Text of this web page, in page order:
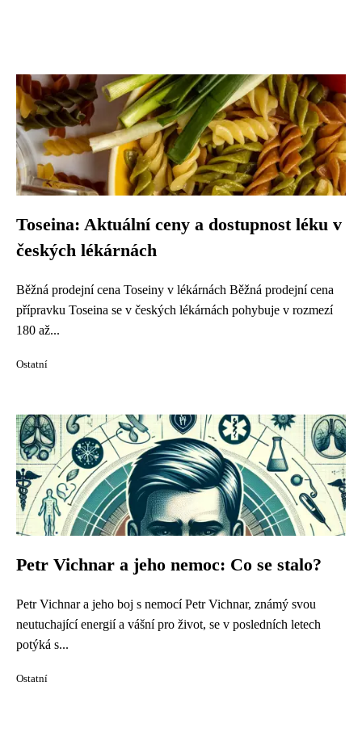
Toseina: Aktuální ceny a dostupnost léku v
českých lékárnách
Běžná prodejní cena Toseiny v lékárnách Běžná prodejní cena
přípravku Toseina se v českých lékárnách pohybuje v rozmezí
180 až...
Ostatní
Petr Vichnar a jeho nemoc: Co se stalo?
Petr Vichnar a jeho boj s nemocí Petr Vichnar, známý svou
neutuchající energií a vášní pro život, se v posledních letech
potýká s...
Ostatní